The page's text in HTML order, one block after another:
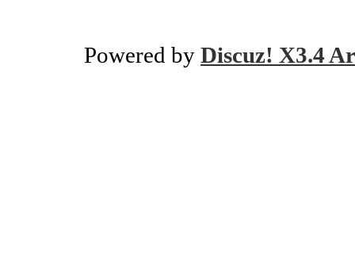
Powered by Discuz! X3.4